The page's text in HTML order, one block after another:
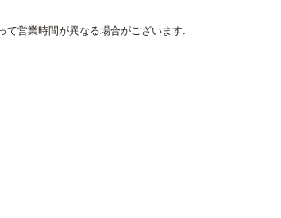
営業時間が異なる場合がございます.